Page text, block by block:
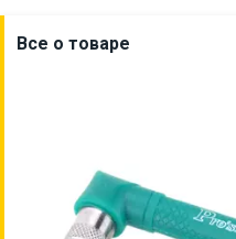
Все о товаре